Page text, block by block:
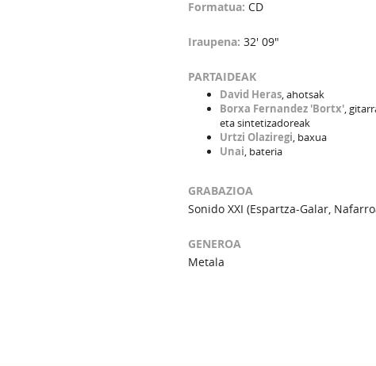
Formatua: CD
Iraupena: 32' 09"
PARTAIDEAK
David Heras, ahotsak
Borxa Fernandez 'Bortx',
eta sintetizadoreak
Urtzi Olaziregi, baxua
Unai, bateria
GRABAZIOA
Sonido XXI (Espartza-Galar,
GENEROA
Metala